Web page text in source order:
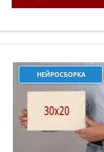
НЕЙРОСБОРКА